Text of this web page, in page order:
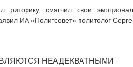
риторику, смягчил свои
ИА «Политсовет» политолог
НЕАДЕКВАТНЫМИ